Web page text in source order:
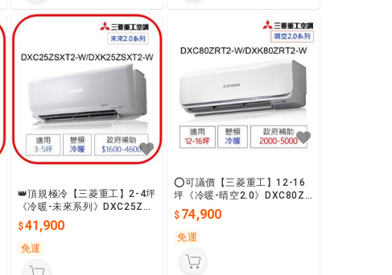
👑頂規極冷【三菱重工】2-4坪
《冷暖-未來系列》DXC25ZS
XT2-W/DXK25ZSXT2-W變
頻一級最省電
41,900
免運
⭕可議價【三菱重工】12-16
坪《冷暖-晴空2.0》DXC80ZR
T2-W/DXK80ZRT2-W變頻一
級最省電
74,900
免運